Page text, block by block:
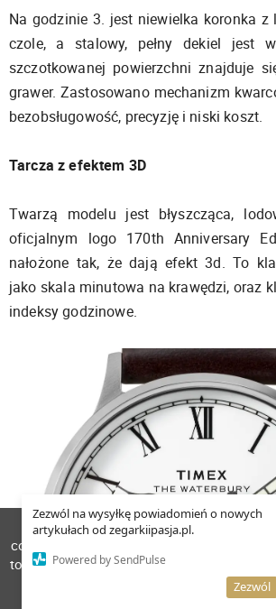
Zezwól na wysyłkę powiadomień o nowych
artykułach od zegarkiipasja.pl.
Powered by SendPulse
Zezwól
Na godzinie 3. jest niewielka koronka z
czole, a stalowy, pełny dekiel jest
szczotkowanej powierzchni znajduje
grawer. Zastosowano mechanizm
bezobsługowość, precyzję i niski koszt.
Tarcza z efektem 3D
Twarzą modelu jest błyszcząca,
oficjalnym logo 170th Anniversary
nałożone tak, że dają efekt 3d. To
jako skala minutowa na krawędzi, oraz
indeksy godzinowe.
W celu poprawienia jakości usług
cookies. Pozostanie na stronie oznacza,
to, że pliki cookies będą przechowywane
Więcej